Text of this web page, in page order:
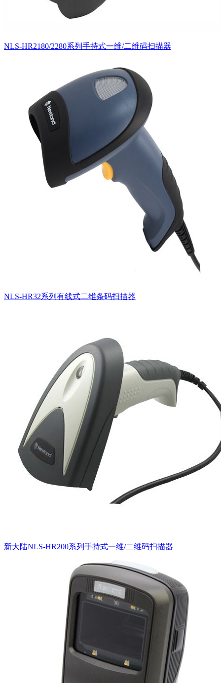
NLS-HR2180/2280系列手持式一维/二维码扫描器
NLS-HR32系列有线式二维条码扫描器
新大陆NLS-HR200系列手持式一维/二维码扫描器